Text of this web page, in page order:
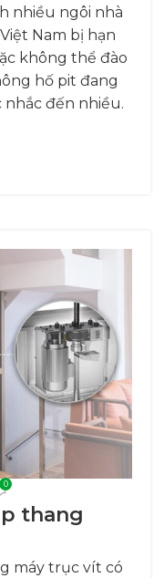
nhiều ngôi nhà
Nam bị hạn
không thể đào
hố pit đang
đến nhiều.
0
thang
máy trục vít có